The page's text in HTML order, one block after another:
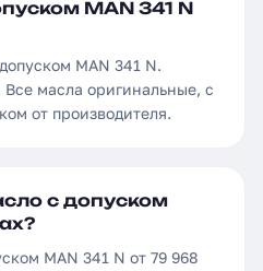
MAN 341 N
MAN 341 N.
Все масла оригинальные, с
от производителя.
с допуском
MAN 341 N от 79 968